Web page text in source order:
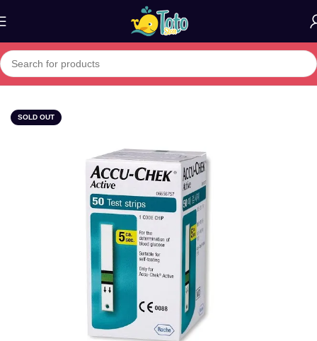
Home»Boutique»Bandelettes Accu-Chek Active B 50
SOLD OUT